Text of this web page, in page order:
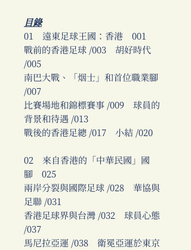
目錄
01 遠東足球王國：香港 001
戰前的香港足球 /003 胡好時代
/005
南巴大戰、「烟士」和首位職業腳
/007
比賽場地和錦標賽事 /009 球員的
背景和待遇 /013
戰後的香港足總 /017 小結 /020
02 來自香港的「中華民國」國
腳 025
兩岸分裂與國際足球 /028 華協與
足聯 /031
香港足球界與台灣 /032 球員心態
/037
馬尼拉亞運 /038 衛冕亞運於東京